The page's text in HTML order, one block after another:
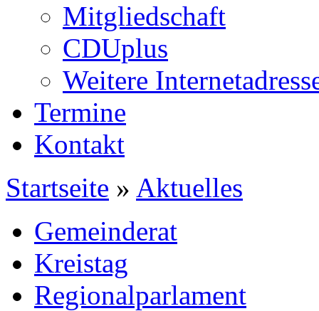
Mitgliedschaft
CDUplus
Weitere
Termine
Kontakt
Startseite » Aktuelles
Gemeinderat
Kreistag
Regionalparlament